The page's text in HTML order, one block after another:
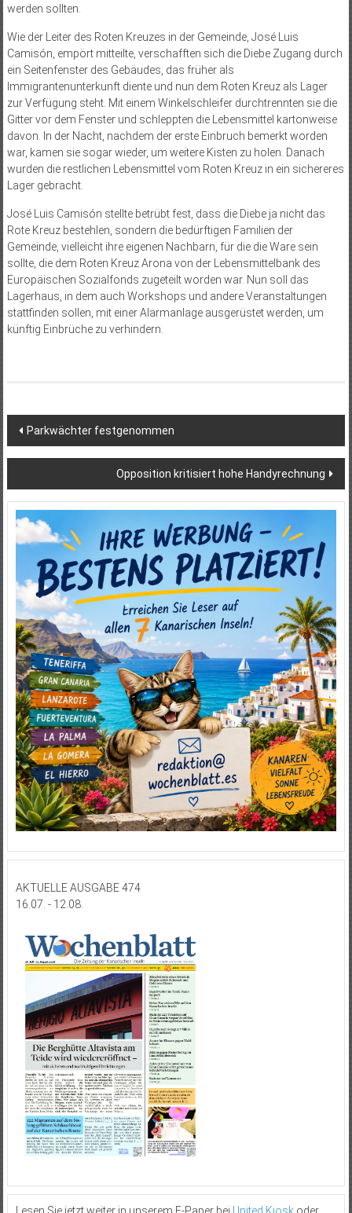
werden sollten.
Wie der Leiter des Roten Kreuzes in der Gemeinde, José Luis
Camisón, empört mitteilte, verschafften sich die Diebe Zugang durch
ein Seitenfenster des Gebäudes, das früher als
Immigrantenunterkunft diente und nun dem Roten Kreuz als Lager
zur Verfügung steht. Mit einem Winkelschleifer durchtrennten sie die
Gitter vor dem Fenster und schleppten die Lebensmittel kartonweise
davon. In der Nacht, nachdem der erste Einbruch bemerkt worden
war, kamen sie sogar wieder, um weitere Kisten zu holen. Danach
wurden die restlichen Lebensmittel vom Roten Kreuz in ein sichereres
Lager gebracht.
José Luis Camisón stellte betrübt fest, dass die Diebe ja nicht das
Rote Kreuz bestehlen, sondern die bedürftigen Familien der
Gemeinde, vielleicht ihre eigenen Nachbarn, für die die Ware sein
sollte, die dem Roten Kreuz Arona von der Lebensmittelbank des
Europäischen Sozialfonds zugeteilt worden war. Nun soll das
Lagerhaus, in dem auch Workshops und andere Veranstaltungen
stattfinden sollen, mit einer Alarmanlage ausgerüstet werden, um
künftig Einbrüche zu verhindern.
Beitragsnavigation
Parkwächter festgenommen
Opposition kritisiert hohe Handyrechnung
AKTUELLE AUSGABE 474
16.07. - 12.08.